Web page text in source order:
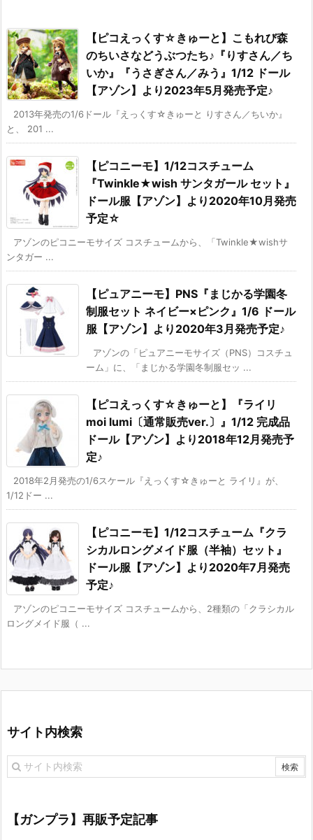
【ピコえっくす☆きゅーと】こもれび森
のちいさなどうぶつたち♪『りすさん／ち
いか』『うさぎさん／みう』1/12 ドール
【アゾン】より2023年5月発売予定♪
2013年発売の1/6ドール『えっくす☆きゅーと りすさん／ちいか』
と、 201 ...
【ピコニーモ】1/12コスチューム
『Twinkle★wish サンタガール セット』
ドール服【アゾン】より2020年10月発売
予定☆
アゾンのピコニーモサイズ コスチュームから、「Twinkle★wishサ
ンタガー ...
【ピュアニーモ】PNS『まじかる学園冬
制服セット ネイビー×ピンク』1/6 ドール
服【アゾン】より2020年3月発売予定♪
アゾンの「ピュアニーモサイズ（PNS）コスチュ
ーム」に、「まじかる学園冬制服セッ ...
【ピコえっくす☆きゅーと】『ライリ
moi lumi〔通常販売ver.〕』1/12 完成品
ドール【アゾン】より2018年12月発売予
定♪
2018年2月発売の1/6スケール『えっくす☆きゅーと ライリ』が、
1/12ドー ...
【ピコニーモ】1/12コスチューム『クラ
シカルロングメイド服（半袖）セット』
ドール服【アゾン】より2020年7月発売
予定♪
アゾンのピコニーモサイズ コスチュームから、2種類の「クラシカル
ロングメイド服（ ...
サイト内検索
【ガンプラ】再販予定記事